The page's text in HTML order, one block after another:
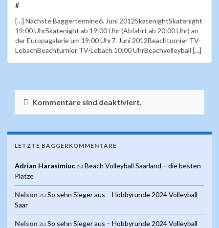
#
[…] Nächste Baggertermine6. Juni 2012SkatenightSkatenight
19:00 UhrSkatenight ab 19:00 Uhr (Abfahrt ab 20:00 Uhr) an
der Europagalerie um 19:00 Uhr7. Juni 2012Beachturnier TV-
LebachBeachturnier TV-Lebach 10:00 UhrBeachvolleyball […]
Kommentare sind deaktiviert.
LETZTE BAGGERKOMMENTARE
Adrian Harasimiuczu Beach Volleyball Saarland – die besten
Plätze
Nelson zu So sehn Sieger aus – Hobbyrunde 2024 Volleyball
Saar
Nelson zu So sehn Sieger aus – Hobbyrunde 2024 Volleyball